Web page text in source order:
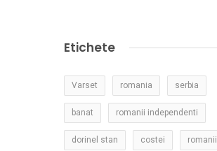
Etichete
Varset romania serbia
banat romanii independenti
dorinel stan costei romanii